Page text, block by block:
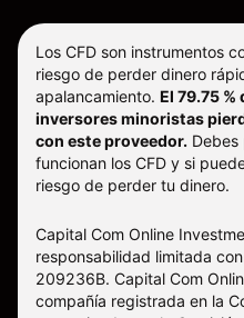
Los CFD son instrumentos
riesgo de perder dinero
apalancamiento. El 79.75 %
inversores minoristas
con este proveedor. Debes
funcionan los CFD y si
riesgo de perder tu dinero.
Capital Com Online
responsabilidad limitada
209236B. Capital Com
compañía registrada en la